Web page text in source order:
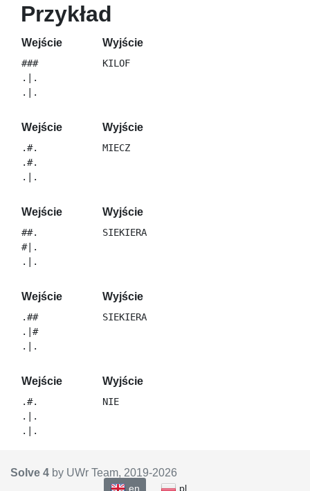
Przykład
Wejście Wyjście
###
.|.
Wejście Wyjście
.#.
.#.
Wejście Wyjście
##.
#|.
Wejście Wyjście
.##
.|#
Wejście Wyjście
.#.
.|.
Solve 4 by UWr Team, 2019-2026
en pl